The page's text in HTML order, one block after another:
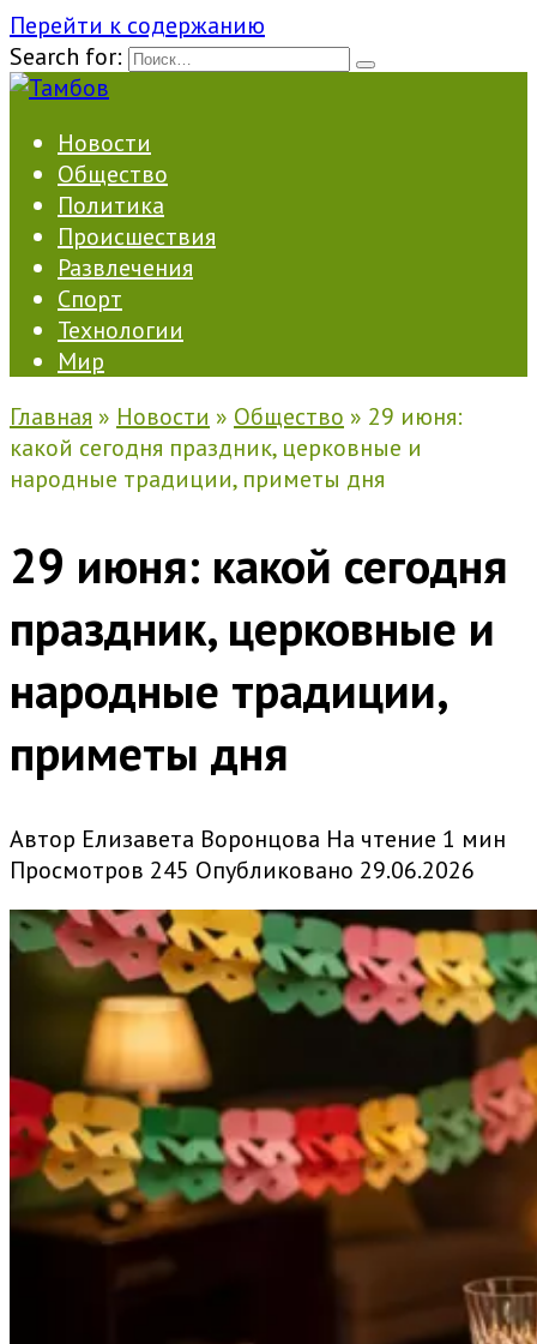
Перейти к содержанию
Search for:
Новости
Общество
Политика
Происшествия
Развлечения
Спорт
Технологии
Мир
Главная » Новости » Общество » 29 июня:
какой сегодня праздник, церковные и
народные традиции, приметы дня
29 июня: какой сегодня
праздник, церковные и
народные традиции,
приметы дня
Автор Елизавета Воронцова На чтение 1 мин
Просмотров 245 Опубликовано 29.06.2026